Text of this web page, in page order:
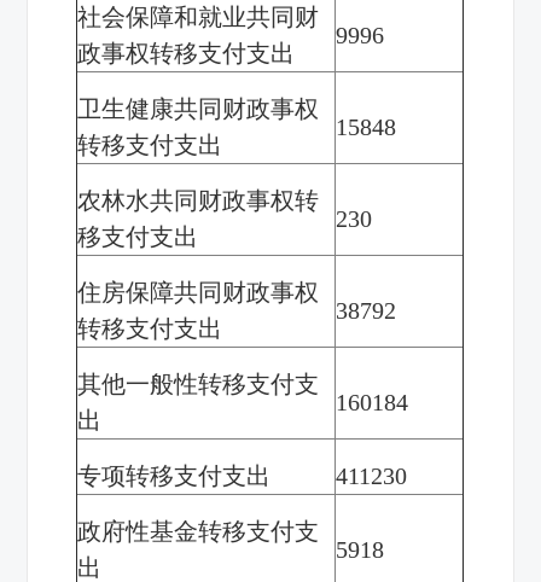
社会保障和就业共同财
政事权转移支付支出
9996
卫生健康共同财政事权
转移支付支出
15848
农林水共同财政事权转
移支付支出
230
住房保障共同财政事权
转移支付支出
38792
其他一般性转移支付支
出
160184
专项转移支付支出 411230
政府性基金转移支付支
出
5918